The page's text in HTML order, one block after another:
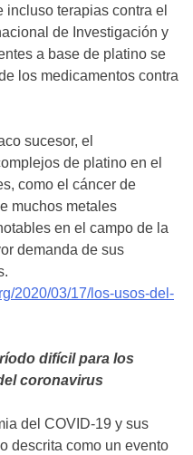
incluso terapias contra el
de Investigación y
a base de platino se
los medicamentos contra
sucesor, el
de platino en el
como el cáncer de
muchos metales
en el campo de la
demanda de sus
2020/03/17/los-usos-del-
difícil para los
coronavirus
del COVID-19 y sus
descrita como un evento